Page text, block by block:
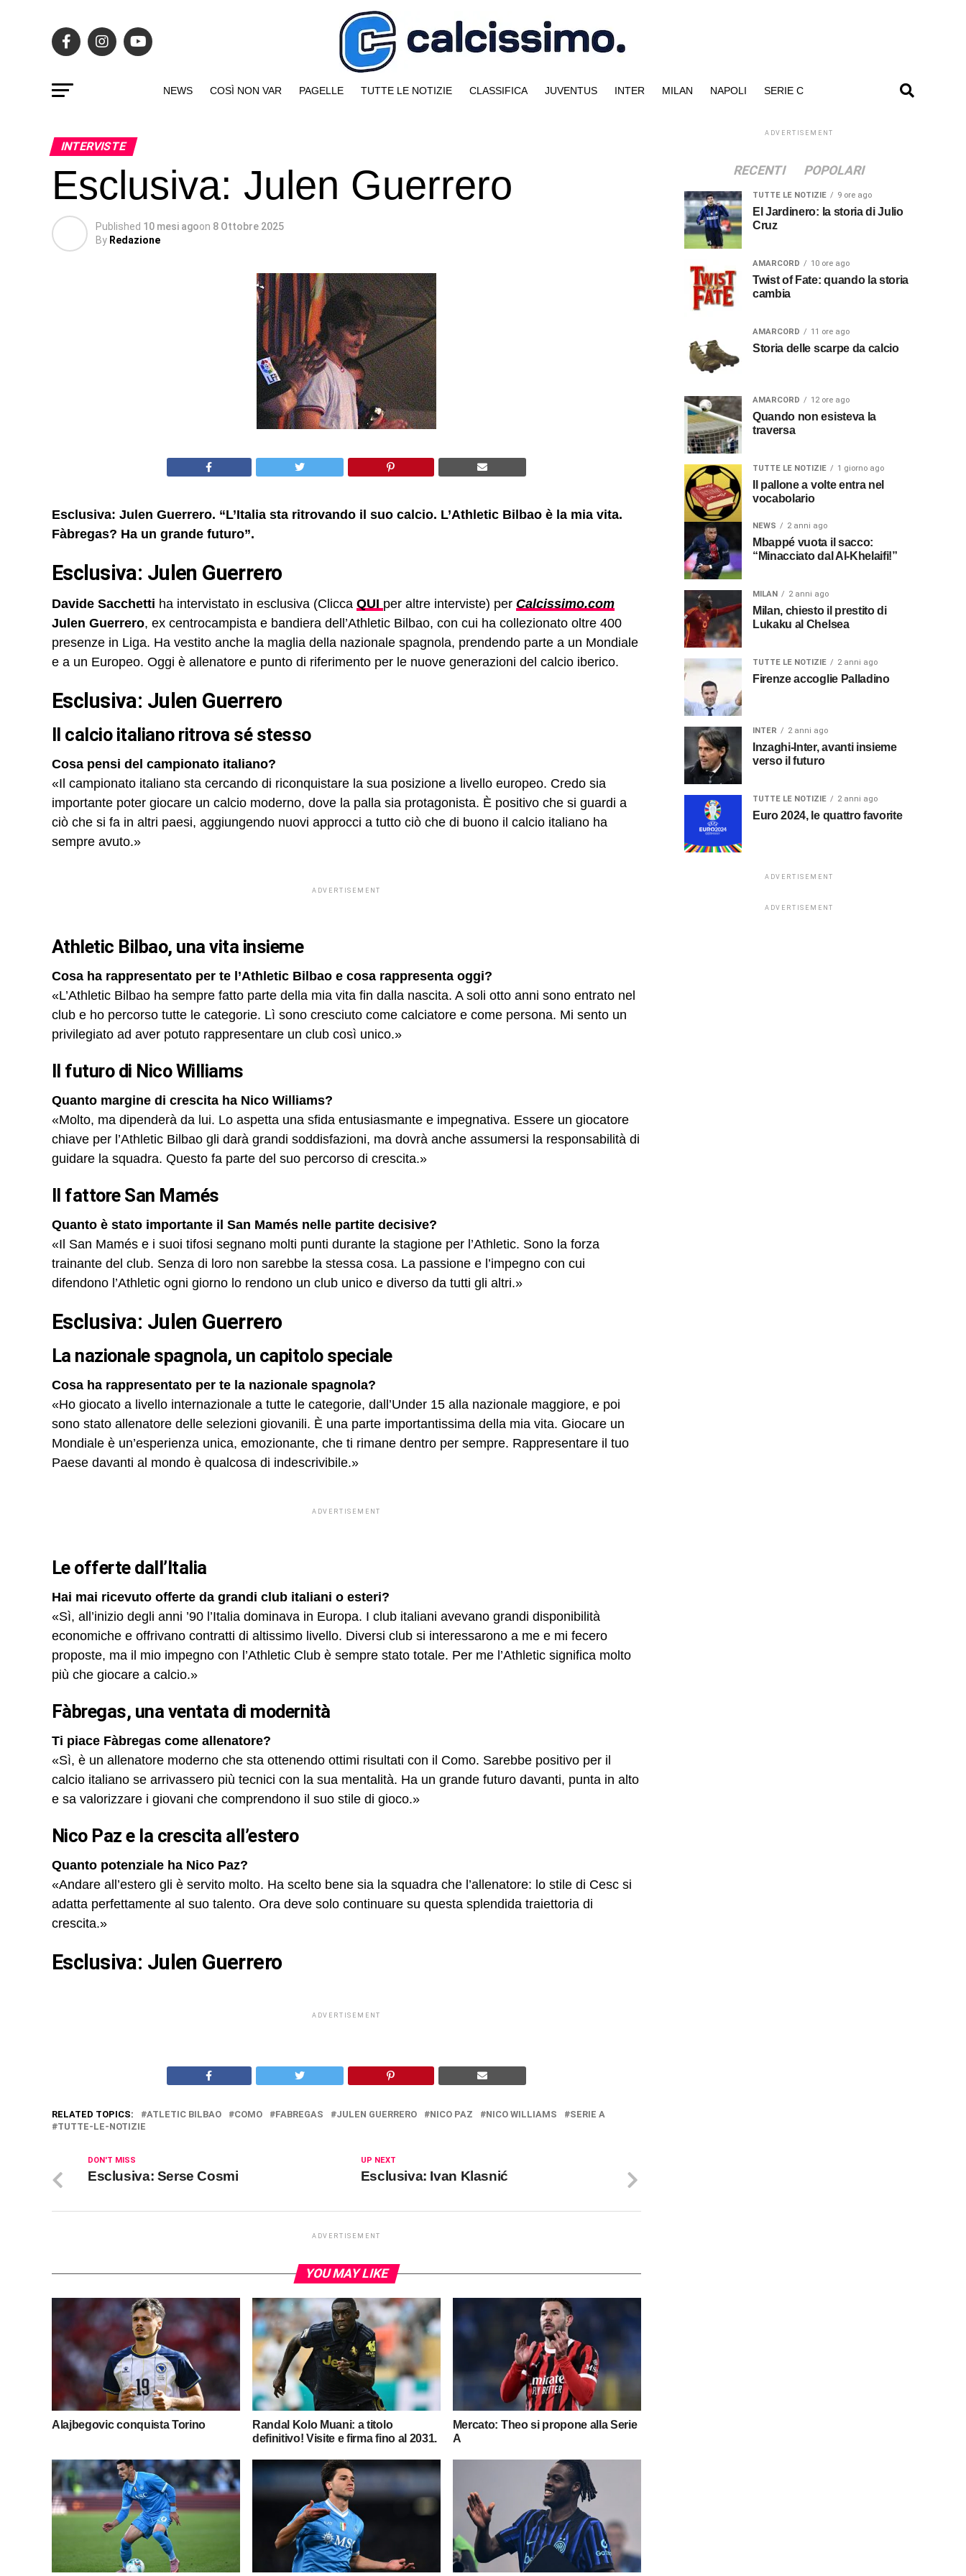
NEWS COSÌ NON VAR PAGELLE TUTTE LE NOTIZIE CLASSIFICA JUVENTUS INTER MILAN NAPOLI SERIE C
INTERVISTE
Esclusiva: Julen Guerrero
Published 10 mesi agoon 8 Ottobre 2025
By Redazione
Esclusiva: Julen Guerrero. “L’Italia sta ritrovando il suo calcio. L’Athletic Bilbao è la mia vita.
Fàbregas? Ha un grande futuro”.
Esclusiva: Julen Guerrero
Davide Sacchetti ha intervistato in esclusiva (Clicca QUI per altre interviste) per Calcissimo.com
Julen Guerrero, ex centrocampista e bandiera dell’Athletic Bilbao, con cui ha collezionato oltre 400
presenze in Liga. Ha vestito anche la maglia della nazionale spagnola, prendendo parte a un Mondiale
e a un Europeo. Oggi è allenatore e punto di riferimento per le nuove generazioni del calcio iberico.
Esclusiva: Julen Guerrero
Il calcio italiano ritrova sé stesso
Cosa pensi del campionato italiano?
«Il campionato italiano sta cercando di riconquistare la sua posizione a livello europeo. Credo sia
importante poter giocare un calcio moderno, dove la palla sia protagonista. È positivo che si guardi a
ciò che si fa in altri paesi, aggiungendo nuovi approcci a tutto ciò che di buono il calcio italiano ha
sempre avuto.»
ADVERTISEMENT
Athletic Bilbao, una vita insieme
Cosa ha rappresentato per te l’Athletic Bilbao e cosa rappresenta oggi?
«L’Athletic Bilbao ha sempre fatto parte della mia vita fin dalla nascita. A soli otto anni sono entrato nel
club e ho percorso tutte le categorie. Lì sono cresciuto come calciatore e come persona. Mi sento un
privilegiato ad aver potuto rappresentare un club così unico.»
Il futuro di Nico Williams
Quanto margine di crescita ha Nico Williams?
«Molto, ma dipenderà da lui. Lo aspetta una sfida entusiasmante e impegnativa. Essere un giocatore
chiave per l’Athletic Bilbao gli darà grandi soddisfazioni, ma dovrà anche assumersi la responsabilità di
guidare la squadra. Questo fa parte del suo percorso di crescita.»
Il fattore San Mamés
Quanto è stato importante il San Mamés nelle partite decisive?
«Il San Mamés e i suoi tifosi segnano molti punti durante la stagione per l’Athletic. Sono la forza
trainante del club. Senza di loro non sarebbe la stessa cosa. La passione e l’impegno con cui
difendono l’Athletic ogni giorno lo rendono un club unico e diverso da tutti gli altri.»
Esclusiva: Julen Guerrero
La nazionale spagnola, un capitolo speciale
Cosa ha rappresentato per te la nazionale spagnola?
«Ho giocato a livello internazionale a tutte le categorie, dall’Under 15 alla nazionale maggiore, e poi
sono stato allenatore delle selezioni giovanili. È una parte importantissima della mia vita. Giocare un
Mondiale è un’esperienza unica, emozionante, che ti rimane dentro per sempre. Rappresentare il tuo
Paese davanti al mondo è qualcosa di indescrivibile.»
ADVERTISEMENT
Le offerte dall’Italia
Hai mai ricevuto offerte da grandi club italiani o esteri?
«Sì, all’inizio degli anni ’90 l’Italia dominava in Europa. I club italiani avevano grandi disponibilità
economiche e offrivano contratti di altissimo livello. Diversi club si interessarono a me e mi fecero
proposte, ma il mio impegno con l’Athletic Club è sempre stato totale. Per me l’Athletic significa molto
più che giocare a calcio.»
Fàbregas, una ventata di modernità
Ti piace Fàbregas come allenatore?
«Sì, è un allenatore moderno che sta ottenendo ottimi risultati con il Como. Sarebbe positivo per il
calcio italiano se arrivassero più tecnici con la sua mentalità. Ha un grande futuro davanti, punta in alto
e sa valorizzare i giovani che comprendono il suo stile di gioco.»
Nico Paz e la crescita all’estero
Quanto potenziale ha Nico Paz?
«Andare all’estero gli è servito molto. Ha scelto bene sia la squadra che l’allenatore: lo stile di Cesc si
adatta perfettamente al suo talento. Ora deve solo continuare su questa splendida traiettoria di
crescita.»
Esclusiva: Julen Guerrero
ADVERTISEMENT
RELATED TOPICS: ATLETIC BILBAO COMO FABREGAS JULEN GUERRERO NICO PAZ NICO WILLIAMS
SERIE A
TUTTE-LE-NOTIZIE
UP NEXT
Esclusiva: Ivan Klasnić
DON'T MISS
Esclusiva: Serse Cosmi
ADVERTISEMENT
YOU MAY LIKE
Alajbegovic conquista Torino
Randal Kolo Muani: a titolo
definitivo! Visite e firma fino al 2031.
Mercato: Theo si propone alla Serie
A
ADVERTISEMENT
RECENTI POPOLARI
TUTTE LE NOTIZIE 9 ore ago
El Jardinero: la storia di Julio
Cruz
AMARCORD 10 ore ago
Twist of Fate: quando la storia
cambia
AMARCORD 11 ore ago
Storia delle scarpe da calcio
AMARCORD 12 ore ago
Quando non esisteva la
traversa
TUTTE LE NOTIZIE 1 giorno ago
Il pallone a volte entra nel
vocabolario
NEWS 2 anni ago
Mbappé vuota il sacco:
“Minacciato dal Al-Khelaifi!”
MILAN 2 anni ago
Milan, chiesto il prestito di
Lukaku al Chelsea
TUTTE LE NOTIZIE 2 anni ago
Firenze accoglie Palladino
INTER 2 anni ago
Inzaghi-Inter, avanti insieme
verso il futuro
TUTTE LE NOTIZIE 2 anni ago
Euro 2024, le quattro favorite
ADVERTISEMENT
ADVERTISEMENT